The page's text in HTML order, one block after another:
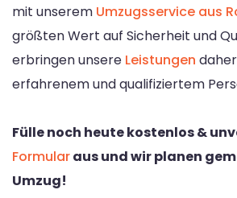
mit unserem Umzugsservice aus
größten Wert auf Sicherheit und
erbringen unsere Leistungen
erfahrenem und qualifiziertem
Fülle noch heute kostenlos &
Formularaus und wir planen
Umzug!